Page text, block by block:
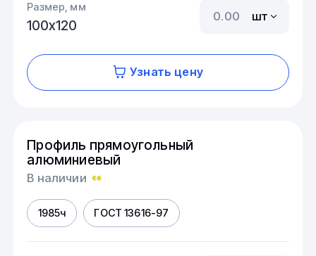
Размер, мм
100х120
шт
Узнать цену
Профиль прямоугольный
алюминиевый
В наличии
1985ч ГОСТ 13616-97